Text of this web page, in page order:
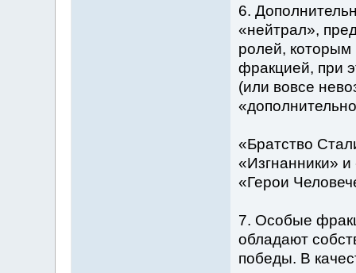
6.
«нейтрал»,
ролей, которым
фракцией, при
(или вовсе
«Братство
«Изгнанники»
«Герои
7. Особые
обладают
победы. В